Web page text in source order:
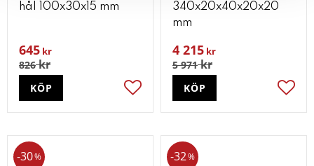
hål 100x30x15 mm
645 kr
826kr
Lägg till i favoriter
KÖP
340x20x40x20x20
mm
4 215 kr
5 971kr
KÖP
30% 32%